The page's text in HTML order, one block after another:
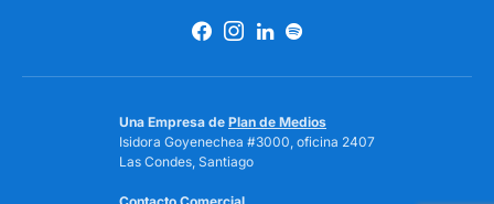
Una Empresa de Plan de Medios
Isidora Goyenechea #3000, oficina 2407
Las Condes, Santiago